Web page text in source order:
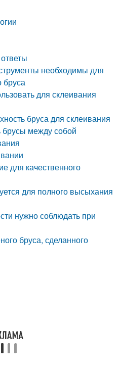
необходимы для
бруса
для склеивания
бруса для склеивания
брусы между собой
для качественного
для полного высыхания
нужно соблюдать при
бруса, сделанного